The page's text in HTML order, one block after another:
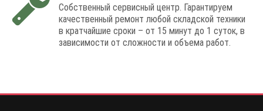
Собственный сервисный центр. Гарантируем
качественный ремонт любой складской техники
в кратчайшие сроки – от 15 минут до 1 суток, в
зависимости от сложности и объема работ.